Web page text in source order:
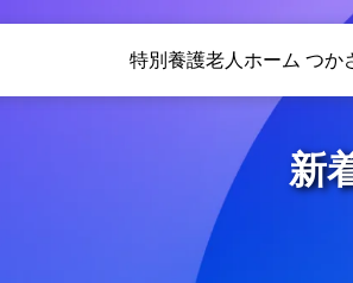
特別養護老人ホーム つか
特徴
サービス内容
新